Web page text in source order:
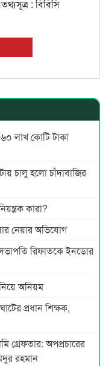
: বিবিসি
লাখ কোটি টাকা
চালু হলো চাঁদাবাজির
কারা?
নেয়ার অভিযোগ
রিফাতকে ইনডোর
অনিয়ম
প্রধান শিক্ষক,
গ্রেফতার: অপপ্রচারের
রহমান